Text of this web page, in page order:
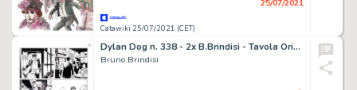
Catawiki 25/07/2021 (CET)
25/07/2021
Dylan Dog n. 338 - 2x B.Brindisi - Tavola Originale "Mai piu' Ispettore Bloch" - Page volante - EO - (2014)
Bruno Brindisi